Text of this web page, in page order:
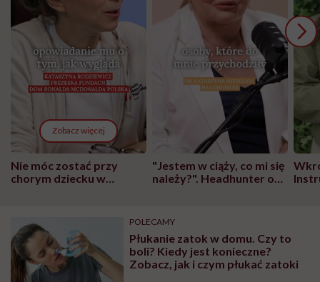
Zobacz więcej
Nie móc zostać przy
chorym dziecku w
głupota i brak
wyobraźni"
"Jestem w ciąży, co mi się
należy?". Headhunter o
pracy
POLECAMY
Płukanie zatok w domu. Czy to
boli? Kiedy jest konieczne?
Zobacz, jak i czym płukać zatoki